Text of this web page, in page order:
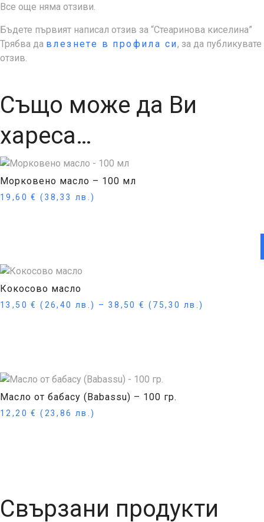
Все още няма отзиви.
Бъдете първият написал отзив за “Стеаринова киселина”
Трябва да влезнете в профила си, за да публикувате
отзив.
Също може да Ви
хареса…
Морковено масло – 100 мл
19,60€ (38,33 лв.)
Кокосово масло
13,50€ (26,40 лв.) – 38,50€ (75,30 лв.)
Масло от бабасу (Babassu) – 100 гр.
12,20€ (23,86 лв.)
Свързани продукти